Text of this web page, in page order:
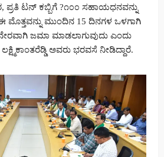
ಪ್ರತಿ ಟನ್ ಕಬ್ಬಿಗೆ ?೧೦೦ ಸಹಾಯಧನವನ್ನು
ಮೊತ್ತವನ್ನು ಮುಂದಿನ 15 ದಿನಗಳ ಒಳಗಾಗಿ
ಜಮಾ ಮಾಡಲಾಗುವುದು ಎಂದು
ಅವರು ಭರವಸೆ ನೀಡಿದ್ದಾರೆ.